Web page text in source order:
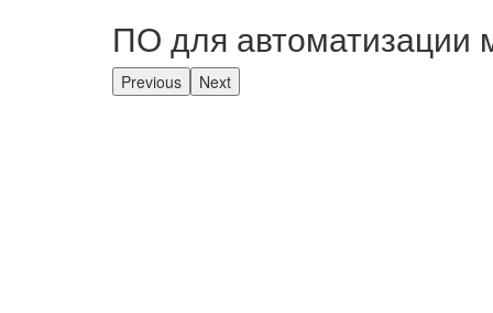
ПО для автоматизации
Previous Next